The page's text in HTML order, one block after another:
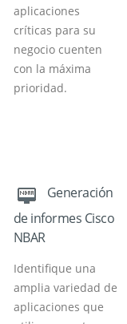
aplicaciones
críticas para su
negocio cuenten
con la máxima
prioridad.
Generación
de informes Cisco
NBAR
Identifique una
amplia variedad de
aplicaciones que